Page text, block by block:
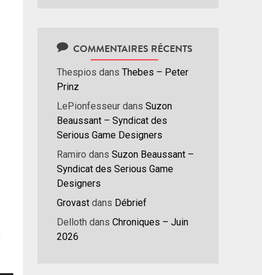
COMMENTAIRES RÉCENTS
Thespios dans Thebes – Peter
Prinz
LePionfesseur dans Suzon
Beaussant – Syndicat des
Serious Game Designers
Ramiro dans Suzon Beaussant –
Syndicat des Serious Game
Designers
Grovast dans Débrief
Delloth dans Chroniques – Juin
2026